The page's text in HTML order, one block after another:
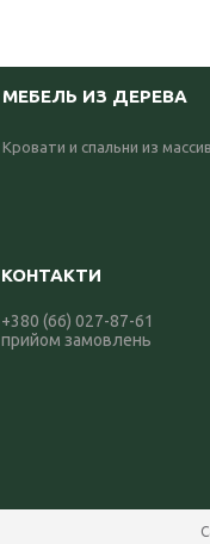
МЕБЕЛЬ ИЗ ДЕРЕВА
Кровати и спальни из
+380 (66) 027-87-61
прийом замовлень